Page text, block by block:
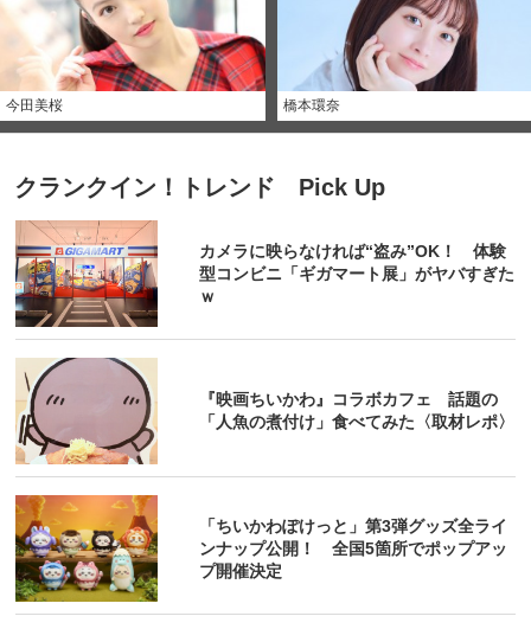
今田美桜 橋本環奈
クランクイン！トレンド Pick Up
カメラに映らなければ“盗み”OK！ 体験
型コンビニ「ギガマート展」がヤバすぎた
ｗ
『映画ちいかわ』コラボカフェ 話題の
「人魚の煮付け」食べてみた〈取材レポ〉
「ちいかわぽけっと」第3弾グッズ全ライ
ンナップ公開！ 全国5箇所でポップアッ
プ開催決定